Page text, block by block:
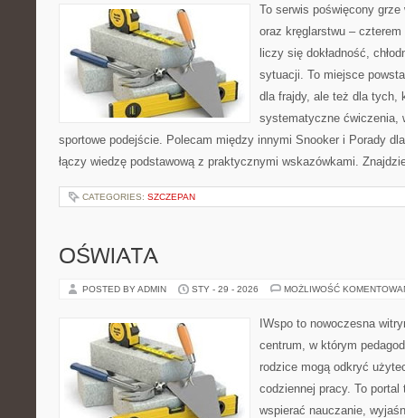
To serwis poświęcony
oraz kręglarstwu –
liczy się dokładność,
sytuacji. To miejsce
dla frajdy, ale też dla tych,
systematyczne ćwiczenia,
sportowe podejście. Polecam między innymi Snooker i Porady
łączy wiedzę podstawową z praktycznymi wskazówkami.
CATEGORIES: SZCZEPAN
OŚWIATA
POSTED BY ADMIN STY - 29 - 2026 MOŻLIWOŚĆ
IWspo to nowoczesna
centrum, w którym
rodzice mogą odkryć
codziennej pracy. To
wspierać nauczanie,